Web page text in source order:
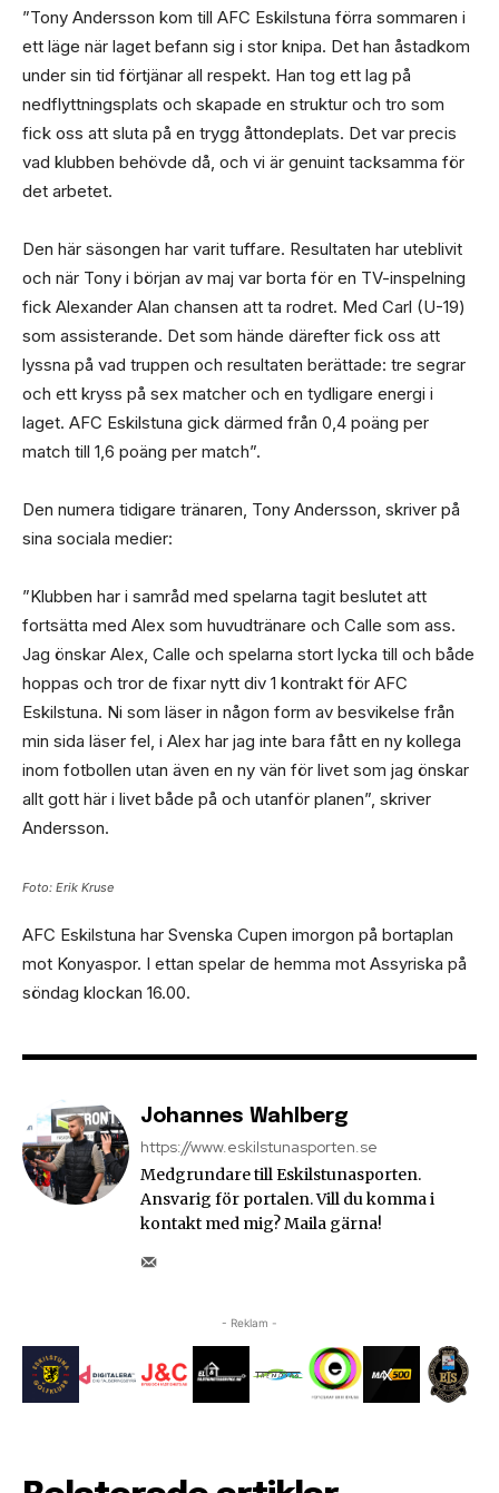
”Tony Andersson kom till AFC Eskilstuna förra sommaren i
ett läge när laget befann sig i stor knipa. Det han åstadkom
under sin tid förtjänar all respekt. Han tog ett lag på
nedflyttningsplats och skapade en struktur och tro som
fick oss att sluta på en trygg åttondeplats. Det var precis
vad klubben behövde då, och vi är genuint tacksamma för
det arbetet.
Den här säsongen har varit tuffare. Resultaten har uteblivit
och när Tony i början av maj var borta för en TV-inspelning
fick Alexander Alan chansen att ta rodret. Med Carl (U-19)
som assisterande. Det som hände därefter fick oss att
lyssna på vad truppen och resultaten berättade: tre segrar
och ett kryss på sex matcher och en tydligare energi i
laget. AFC Eskilstuna gick därmed från 0,4 poäng per
match till 1,6 poäng per match”.
Den numera tidigare tränaren, Tony Andersson, skriver på
sina sociala medier:
”Klubben har i samråd med spelarna tagit beslutet att
fortsätta med Alex som huvudtränare och Calle som ass.
Jag önskar Alex, Calle och spelarna stort lycka till och både
hoppas och tror de fixar nytt div 1 kontrakt för AFC
Eskilstuna. Ni som läser in någon form av besvikelse från
min sida läser fel, i Alex har jag inte bara fått en ny kollega
inom fotbollen utan även en ny vän för livet som jag önskar
allt gott här i livet både på och utanför planen”, skriver
Andersson.
Foto: Erik Kruse
AFC Eskilstuna har Svenska Cupen imorgon på bortaplan
mot Konyaspor. I ettan spelar de hemma mot Assyriska på
söndag klockan 16.00.
Johannes Wahlberg
https://www.eskilstunasporten.se
Medgrundare till Eskilstunasporten.
Ansvarig för portalen. Vill du komma i
kontakt med mig? Maila gärna!
- Reklam -